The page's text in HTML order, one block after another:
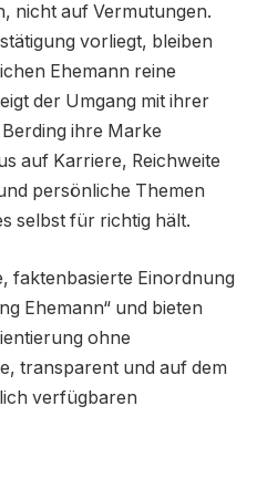
nicht auf Vermutungen.
vorliegt, bleiben
Ehemann reine
der Umgang mit ihrer
ihre Marke
auf Karriere, Reichweite
persönliche Themen
selbst für richtig hält.
faktenbasierte Einordnung
Ehemann“ und bieten
ohne
transparent und auf dem
verfügbaren